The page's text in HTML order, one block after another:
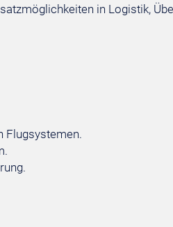
in Logistik,
Flugsystemen.